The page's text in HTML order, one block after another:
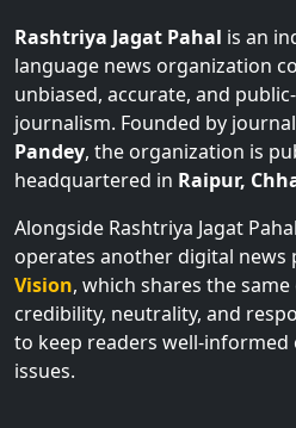
language news organization
unbiased, accurate, and
journalism. Founded by
Pandey, the organization is
headquartered inRaipur,
Alongside Rashtriya Jagat
operates another digital
Vision, which shares the
credibility, neutrality, and
to keep readers well-
issues.